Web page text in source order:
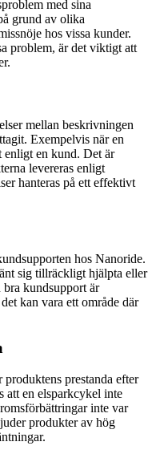
med sina
grund av olika
hos vissa kunder.
problem, är det viktigt att
mellan beskrivningen
Exempelvis när en
enligt en kund. Det är
levereras enligt
hanteras på ett effektivt
hos Nanoride.
sig tillräckligt hjälpta eller
bra kundsupport är
kan vara ett område där
prestanda efter
att en elsparkcykel inte
inte var
produkter av hög